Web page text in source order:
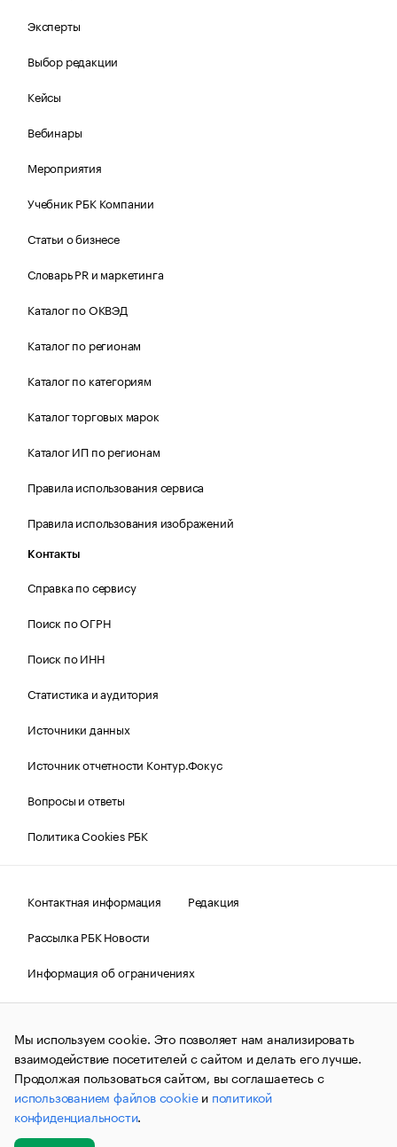
Эксперты
Выбор редакции
Кейсы
Вебинары
Мероприятия
Учебник РБК Компании
Статьи о бизнесе
Словарь PR и маркетинга
Каталог по ОКВЭД
Каталог по регионам
Каталог по категориям
Каталог торговых марок
Каталог ИП по регионам
Правила использования сервиса
Правила использования изображений
Контакты
Справка по сервису
Поиск по ОГРН
Поиск по ИНН
Статистика и аудитория
Источники данных
Источник отчетности Контур.Фокус
Вопросы и ответы
Политика Cookies РБК
Контактная информация
Редакция
Рассылка РБК Новости
Информация об ограничениях
Правовая информация
О соблюдении авторских прав
© АО «РОСБИЗНЕСКОНСАЛТИНГ»,1995–2026.Сообщения
и материалы информационного агентства «РБК»
(зарегистрировано Федеральной службой по надзору в сфере
связи, информационных технологий и массовых
коммуникаций (Роскомнадзор) 09.12.2015 за номером ИА
№ФС77-63848) сопровождаются пометкой «РБК». Отдельные
публикации могут содержать информацию,
не предназначенную для пользователей
Мы используем cookie. Это позволяет нам анализировать
взаимодействие посетителей с сайтом и делать его лучше.
Продолжая пользоваться сайтом, вы соглашаетесь с
использованием файлов cookieи политикой
конфиденциальности.